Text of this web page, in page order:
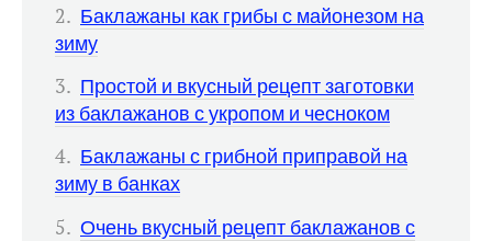
Баклажаны как грибы с майонезом на
зиму
Простой и вкусный рецепт заготовки
из баклажанов с укропом и чесноком
Баклажаны с грибной приправой на
зиму в банках
Очень вкусный рецепт баклажанов с